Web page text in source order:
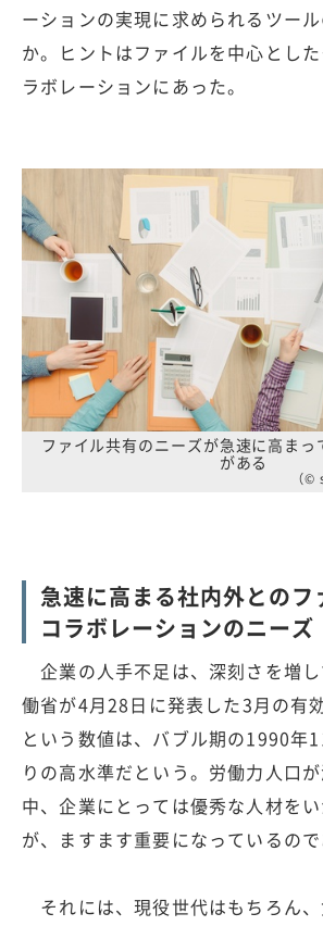
ーションの実現に求められるツー
か。ヒントはファイルを中心とし
ラボレーションにあった。
ファイル共有のニーズが急速に高まっ
がある
（©
急速に高まる社内外とのフ
コラボレーションのニーズ
企業の人手不足は、深刻さを増
働省が4月28日に発表した3月の有
という数値は、バブル期の1990年
りの高水準だという。労働力人口
中、企業にとっては優秀な人材を
が、ますます重要になっているので
それには、現役世代はもちろん